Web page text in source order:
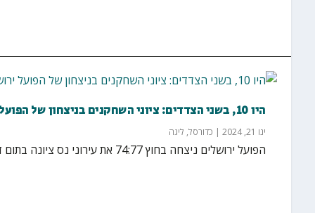
היו 10, בשני הצדדים: ציוני השחקנים בניצחון של הפועל ירושלים על עירוני נס ציונה
ינו 21, 2024 | כדורסל, ליגה
הפועל ירושלים ניצחה בחוץ 74:77 את עירוני נס ציונה בתום דרמה אדירה באולם לב המושבה במשחק במסגרת...